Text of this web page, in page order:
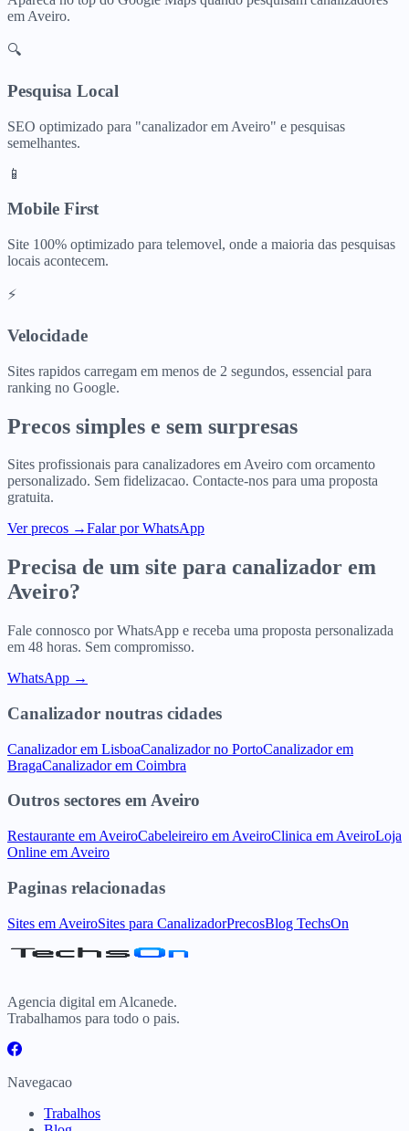
em Aveiro.
🔍
Pesquisa Local
SEO optimizado para "canalizador em Aveiro" e pesquisas
semelhantes.
📱
Mobile First
Site 100% optimizado para telemovel, onde a maioria das pesquisas
locais acontecem.
⚡
Velocidade
Sites rapidos carregam em menos de 2 segundos, essencial para
ranking no Google.
Precos simples e sem surpresas
Sites profissionais para canalizadores emAveiro com orcamento
personalizado. Sem fidelizacao. Contacte-nos para uma proposta
gratuita.
Ver precos →Falar por WhatsApp
Precisa de um site para canalizador em
Aveiro?
Fale connosco por WhatsApp e receba uma proposta personalizada
em 48 horas. Sem compromisso.
WhatsApp →
Canalizador noutras cidades
Canalizador em LisboaCanalizador no PortoCanalizador em
BragaCanalizador em Coimbra
Outros sectores emAveiro
Restaurante em AveiroCabeleireiro em AveiroClinica em AveiroLoja
Online em Aveiro
Paginas relacionadas
Sites em AveiroSites para CanalizadorPrecosBlog TechsOn
Agencia digital em Alcanede.
Trabalhamos para todo o pais.
Navegacao
Trabalhos